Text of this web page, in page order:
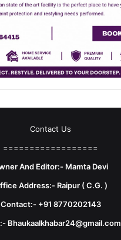
Contact Us
==================
And Editor:- Mamta Devi
Address:- Raipur ( C.G. )
Contact:- +91 8770202143
Bhaukaalkhabar24@gmail.com